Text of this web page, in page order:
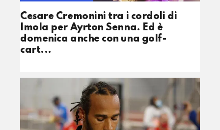
Cesare Cremonini tra i cordoli di
Imola per Ayrton Senna. Ed è
domenica anche con una golf-
cart...